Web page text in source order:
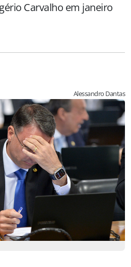
Carvalho em janeiro
Alessandro Dantas